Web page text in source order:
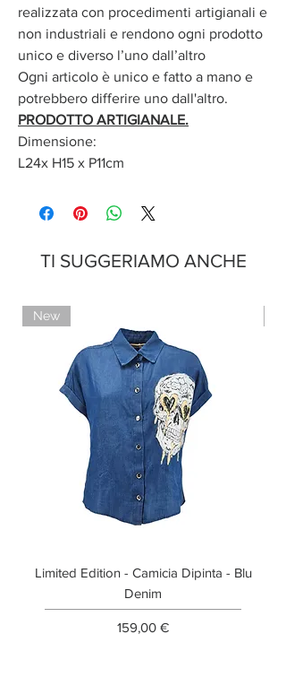
realizzata con procedimenti artigianali e
non industriali e rendono ogni prodotto
unico e diverso l’uno dall’altro
Ogni articolo è unico e fatto a mano e
potrebbero differire uno dall'altro.
PRODOTTO ARTIGIANALE.
Dimensione:
L24x H15 x P11cm
TI SUGGERIAMO ANCHE
New
Limited Edition - Camicia Dipinta - Blu
Denim
Prezzo
159,00 €